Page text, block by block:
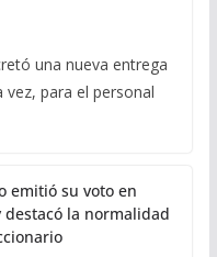
una nueva entrega
para el personal
emitió su voto en
destacó la normalidad